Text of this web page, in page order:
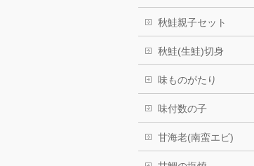
秋鮭親子セット
秋鮭(生鮭)切身
味ものがたり
味付数の子
甘海老(南蛮エビ)